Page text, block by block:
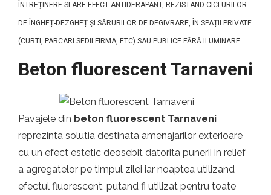
ÎNTREȚINERE SI ARE EFECT ANTIDERAPANT, REZISTAND CICLURILOR
DE ÎNGHEȚ-DEZGHEȚ ȘI SĂRURILOR DE DEGIVRARE, ÎN SPAȚII PRIVATE
(CURTI, PARCARI SEDII FIRMA, ETC) SAU PUBLICE FĂRĂ ILUMINARE.
Beton fluorescent Tarnaveni
Pavajele din beton fluorescent Tarnaveni
reprezinta solutia destinata amenajarilor exterioare
cu un efect estetic deosebit datorita punerii in relief
a agregatelor pe timpul zilei iar noaptea utilizand
efectul fluorescent, putand fi utilizat pentru toate